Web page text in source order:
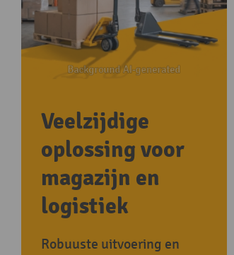
Veelzijdige
oplossing voor
magazijn en
logistiek
Robuuste uitvoering en